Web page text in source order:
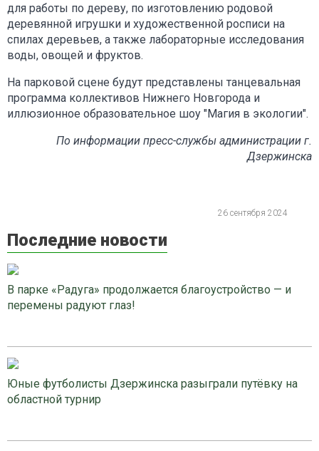
для работы по дереву, по изготовлению родовой
деревянной игрушки и художественной росписи на
спилах деревьев, а также лабораторные исследования
воды, овощей и фруктов.
На парковой сцене будут представлены танцевальная
программа коллективов Нижнего Новгорода и
иллюзионное образовательное шоу "Магия в экологии".
По информации пресс-службы администрации г.
Дзержинска
26 сентября 2024
Последние новости
В парке «Радуга» продолжается благоустройство — и
перемены радуют глаз!
Юные футболисты Дзержинска разыграли путёвку на
областной турнир